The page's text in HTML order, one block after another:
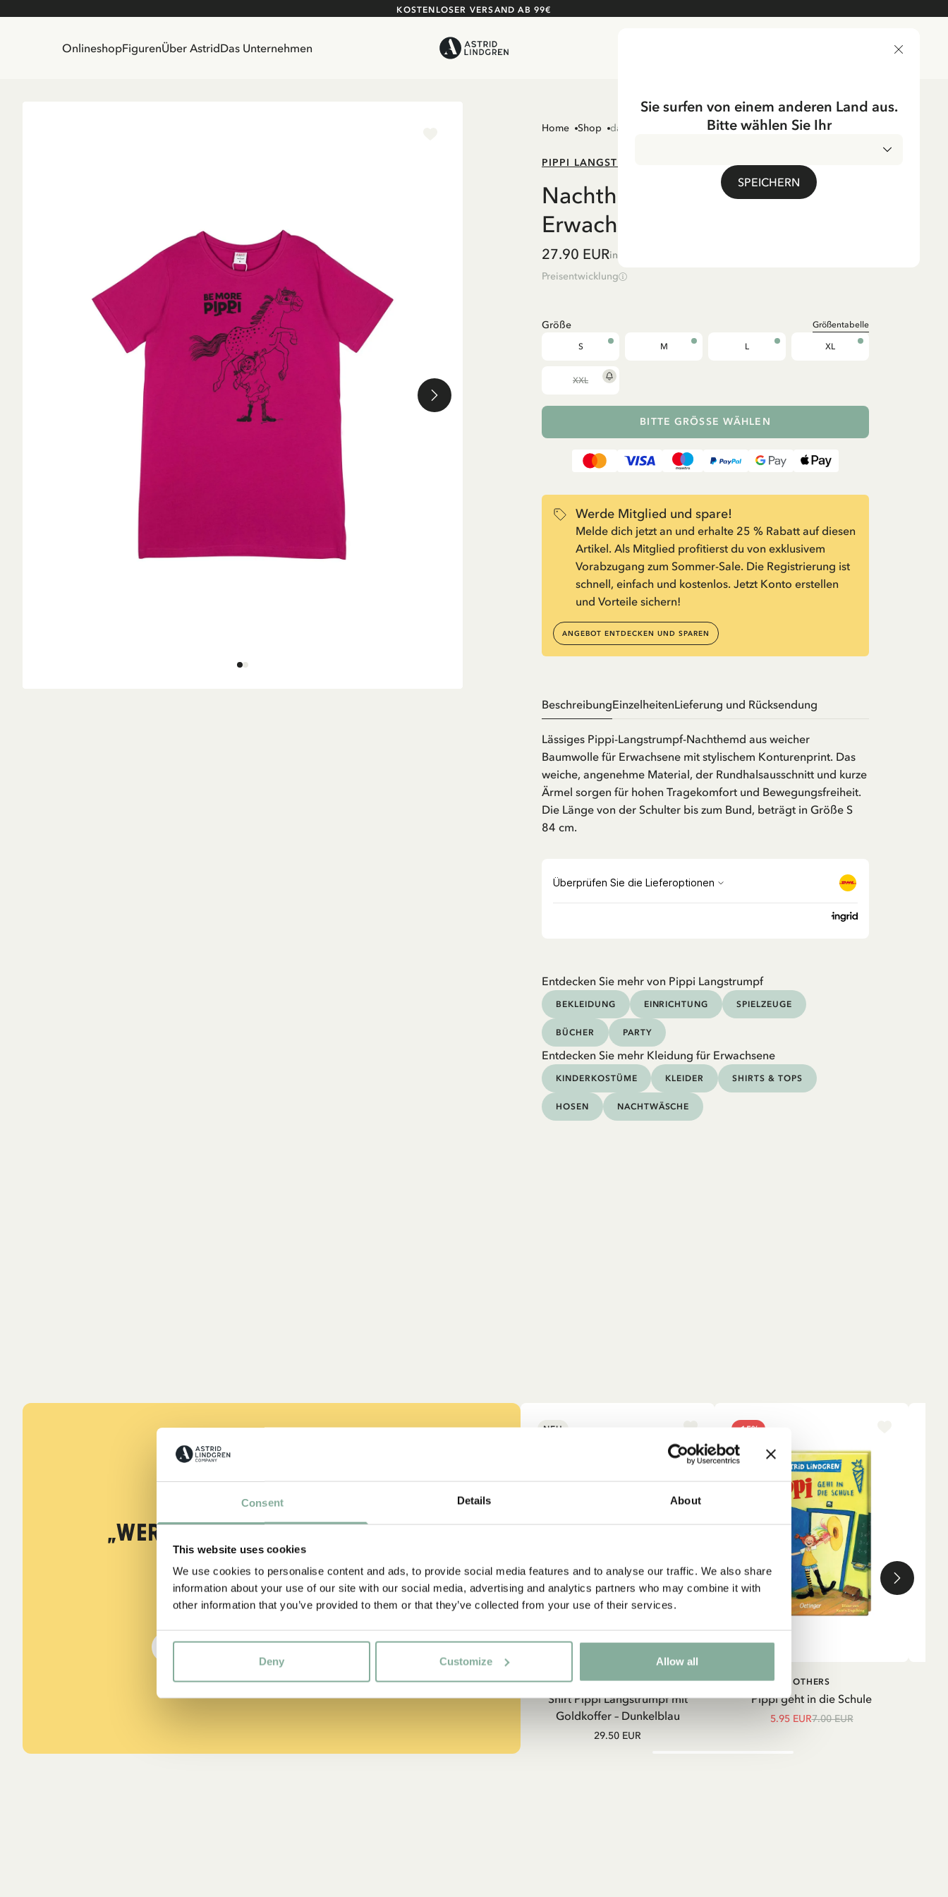
Consent Details About
This website uses cookies
We use cookies to personalise content and ads, to provide social media features and to analyse our traffic. We also share
information about your use of our site with our social media, advertising and analytics partners who may combine it with
other information that you’ve provided to them or that they’ve collected from your use of their services.
Deny Customize Allow all
KOSTENLOSER VERSAND AB 99€
OnlineshopFigurenÜber AstridDas Unternehmen
Home Shop damen/herren
PIPPI LANGSTRUMPF
Nachthemd Pippi Langstrumpf
Erwachsene - Rosa
27.90 EURinkl. MwSt.
Preisentwicklung
Größe Größentabelle
S M L XL
XXL
BITTE GRÖSSE WÄHLEN
Werde Mitglied und spare!
Melde dich jetzt an und erhalte 25 % Rabatt auf diesen
Artikel. Als Mitglied profitierst du von exklusivem
Vorabzugang zum Sommer-Sale. Die Registrierung ist
schnell, einfach und kostenlos. Jetzt Konto erstellen
und Vorteile sichern!
ANGEBOT ENTDECKEN UND SPAREN
BeschreibungEinzelheitenLieferung und Rücksendung
Lässiges Pippi-Langstrumpf-Nachthemd aus weicher
Baumwolle für Erwachsene mit stylischem Konturenprint. Das
weiche, angenehme Material, der Rundhalsausschnitt und kurze
Ärmel sorgen für hohen Tragekomfort und Bewegungsfreiheit.
Die Länge von der Schulter bis zum Bund, beträgt in Größe S
84 cm.
Entdecken Sie mehr von Pippi Langstrumpf
BEKLEIDUNG EINRICHTUNG SPIELZEUGE
BÜCHER PARTY
Entdecken Sie mehr Kleidung für Erwachsene
KINDERKOSTÜME KLEIDER SHIRTS & TOPS
HOSEN NACHTWÄSCHE
ZITATE
„Wer stark ist, muss auch gut
sein.“
aus Kennst du Pippi Langstrumpf?
DIE PIPPI-LANGSTRUMPF-SAMMLUNG
NEU
IN DEN
Shirt Pippi Langstrumpf mit
Goldkoffer – Dunkelblau
PIPPI LANGSTRUMPF
29.50 EUR
-15%
IN DEN WARENKORB
Pippi geht in die Schule
OTHERS
5.95 EUR7.00 EUR
Sie surfen von einem anderen Land aus.
Bitte wählen Sie Ihr
SPEICHERN